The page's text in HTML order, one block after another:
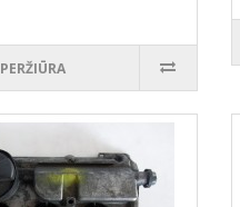
PERŽIŪRA